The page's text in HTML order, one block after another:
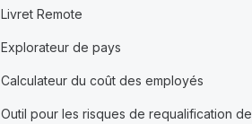
Livret Remote
Explorateur de pays
Calculateur du coût des employés
Outil pour les risques de requalification de